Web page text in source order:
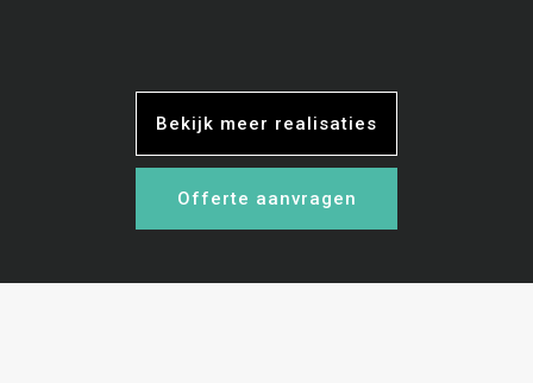
Bekijk meer realisaties
Offerte aanvragen